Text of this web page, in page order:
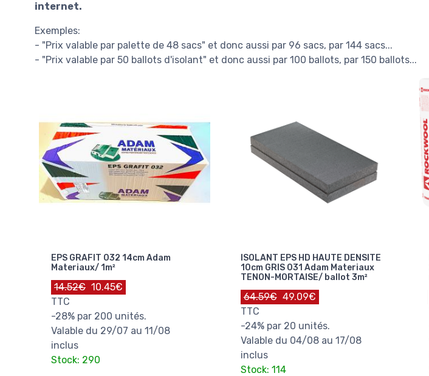
internet.
Exemples:
- "Prix valable par palette de 48 sacs" et donc aussi par 96 sacs, par 144 sacs...
- "Prix valable par 50 ballots d'isolant" et donc aussi par 100 ballots, par 150 ballots...
EPS GRAFIT 032 14cm Adam
Materiaux/ 1m²
14.52€ 10.45€
TTC
-28% par 200 unités.
Valable du 29/07 au 11/08
inclus
Stock: 290
ISOLANT EPS HD HAUTE DENSITE
10cm GRIS 031 Adam Materiaux
TENON-MORTAISE/ ballot 3m²
64.59€ 49.09€
TTC
-24% par 20 unités.
Valable du 04/08 au 17/08
inclus
Stock: 114